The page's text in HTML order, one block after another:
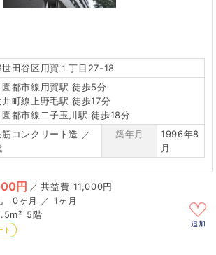
世田谷区用賀１丁目27-18
都市線用賀駅 徒歩5分
町線上野毛駅 徒歩17分
都市線二子玉川駅 徒歩18分
コンクリート造 ／
築年月
1996年8
月
円 ／
11,000円
0ヶ月 ／ 1ヶ月
5階
ト
追加